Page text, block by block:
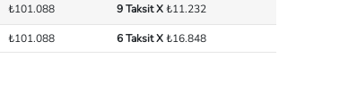
₺101.088 9 Taksit X₺11.232
₺101.088 6 Taksit X₺16.848